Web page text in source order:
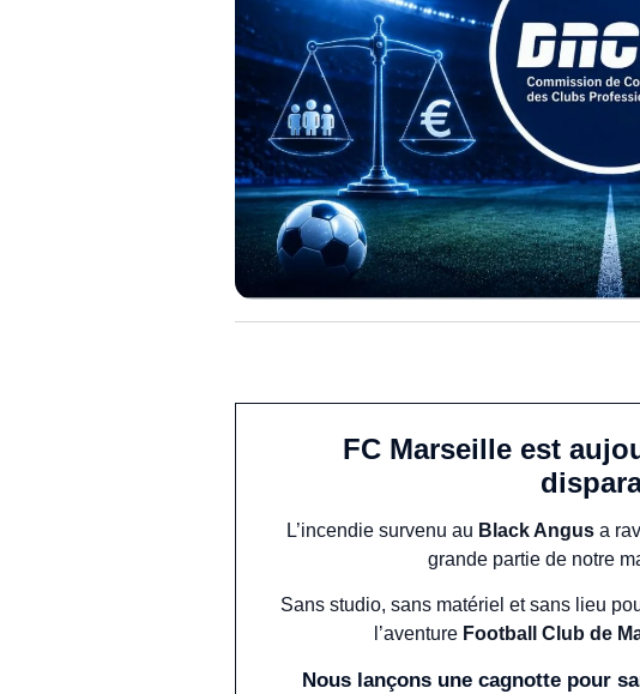
FC Marseille est
L’incendie survenu au Black Angus a
grande partie de notre
Sans studio, sans matériel et sans lieu
l’aventure Football Club de
Nous lançons une cagnotte pour